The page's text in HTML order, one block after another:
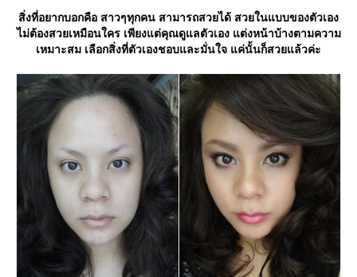
สิ่งที่อยากบอกคือ สาวๆทุกคน สามารถสวยได้ สวยในแบบของตัวเอง
ไม่ต้องสวยเหมือนใคร เพียงแต่คุณดูแลตัวเอง แต่งหน้าบ้างตามความ
เหมาะสม เลือกสิ่งที่ตัวเองชอบและมั่นใจ แค่นั้นก็สวยแล้วค่ะ